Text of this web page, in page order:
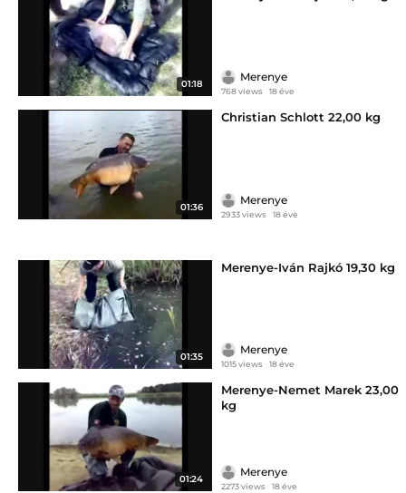
01:18
Merenye
768 views 18 éve
01:36
Christian Schlott 22,00 kg
Merenye
2933 views 18 éve
01:35
Merenye-Iván Rajkó 19,30 kg
Merenye
1015 views 18 éve
01:24
Merenye-Nemet Marek 23,00
kg
Merenye
2273 views 18 éve